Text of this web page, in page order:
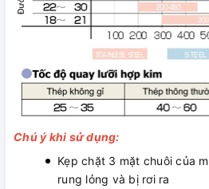
Chú ý khi sử dụng:
Kẹp chặt 3 mặt chuôi của
rung lỏng và bị rơi ra